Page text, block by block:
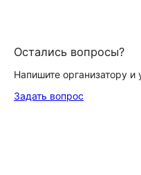
Остались вопросы?
Напишите организатору
Задать вопрос